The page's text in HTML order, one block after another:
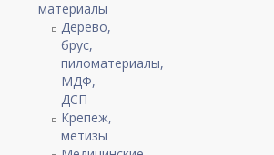
материалы
Дерево,
брус,
пиломатериалы,
МДФ,
ДСП
Крепеж,
метизы